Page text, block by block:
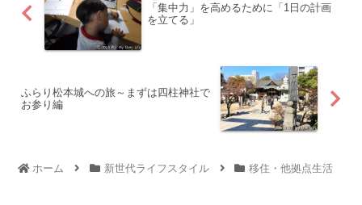
「集中力」を高めるために「1日の計画
を立てる」
ふらり松本城への旅～まずは四柱神社で
お参り編
ホーム 新世代ライフスタイル 移住・他拠点生活